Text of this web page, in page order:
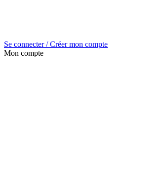
Se connecter / Créer mon compte
Mon compte